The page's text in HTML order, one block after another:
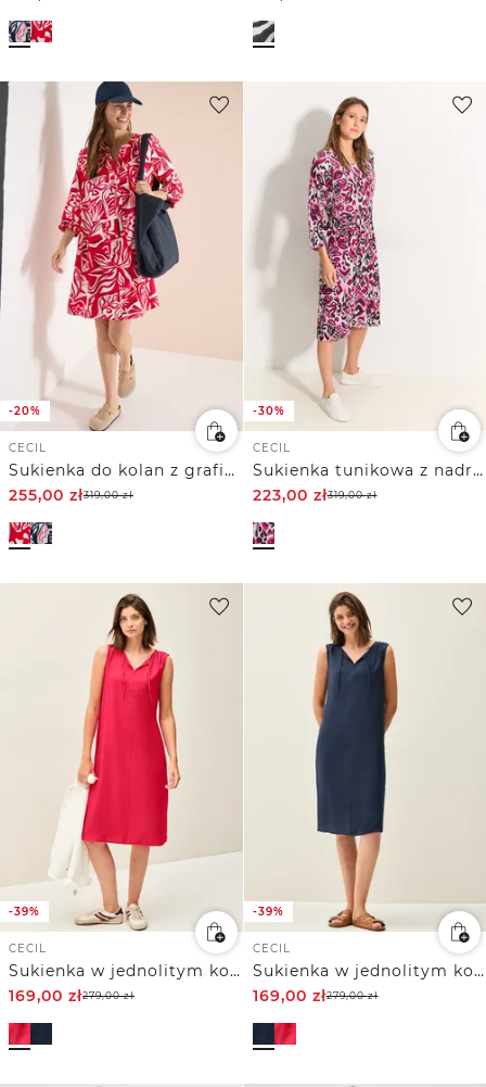
-20%
CECIL
Sukienka do kolan z graficznym wzorem
255,00 zł319,00zł
-30%
CECIL
Sukienka tunikowa z nadrukiem
223,00 zł319,00zł
-39%
CECIL
Sukienka w jednolitym kolorze
169,00 zł279,00zł
-39%
CECIL
Sukienka w jednolitym kolorze
169,00 zł279,00zł